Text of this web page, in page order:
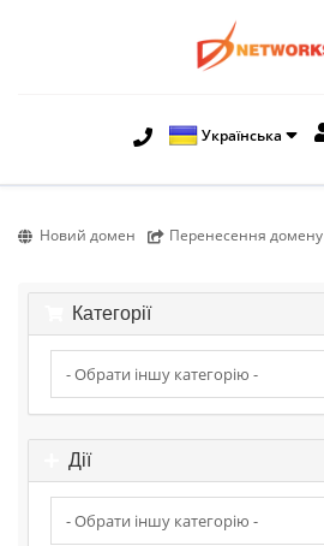
Українська
Новий домен Перенесення домену
Категорії
Дії